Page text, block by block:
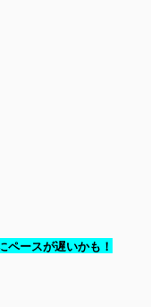
ースが遅いかも！